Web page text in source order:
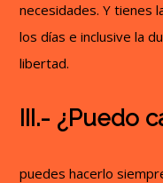
necesidades. Y tienes
los días e inclusive la
libertad.
III.- ¿Puedo
puedes hacerlo